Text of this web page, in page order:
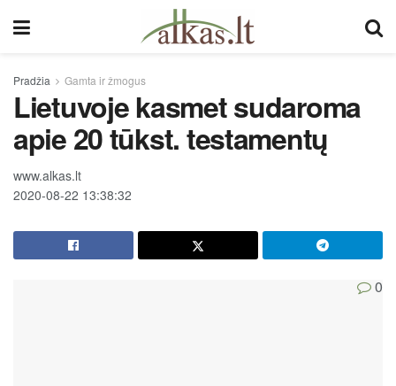
Pradžia Gamta ir žmogus
Lietuvoje kasmet sudaroma
apie 20 tūkst. testamentų
www.alkas.lt
2020-08-22 13:38:32
0